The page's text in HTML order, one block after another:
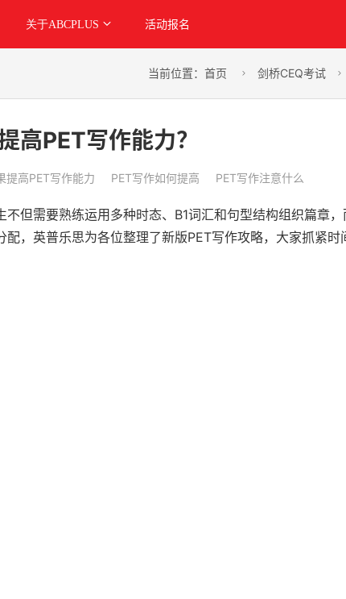
关于ABCPLUS 活动报名
当前位置： 首页  剑桥CEQ考试 
高PET写作能力？
提高PET写作能力 PET写作如何提高 PET写作注意什么
但需要熟练运用多种时态、B1词汇和句型结构组织篇章
，英普乐思为各位整理了新版PET写作攻略，大家抓紧时